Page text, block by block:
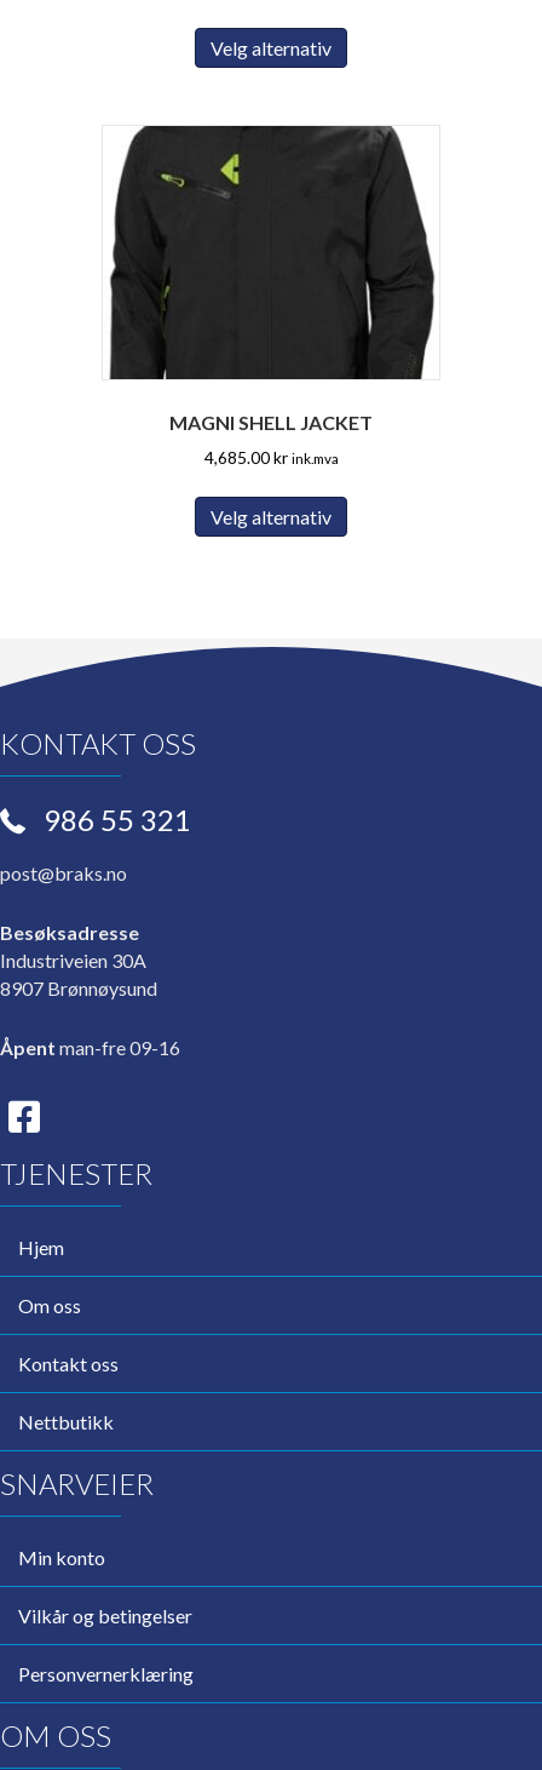
Velg alternativ
varianter.
Alternativene
kan
produktsiden
MAGNI SHELL JACKET
4,685.00kr ink.mva
Velg alternativ
kan
KONTAKT OSS
986 55 321
post@braks.no
Besøksadresse
Industriveien 30A
8907 Brønnøysund
Åpent man-fre 09-16
TJENESTER
Hjem
Om oss
Kontakt oss
Nettbutikk
SNARVEIER
Min konto
Vilkår og betingelser
Personvernerklæring
OM OSS